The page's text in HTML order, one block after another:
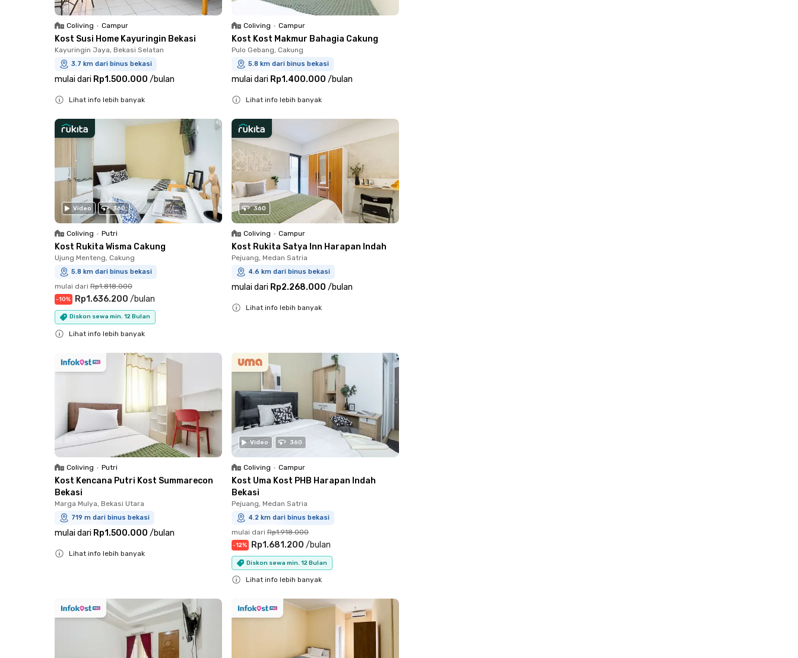
Coliving • Campur
Kost Susi Home Kayuringin Bekasi
Kayuringin Jaya, Bekasi Selatan
3.7 km dari binus bekasi
mulai dari Rp1.500.000 /bulan
Lihat info lebih banyak
Coliving • Campur
Kost Kost Makmur Bahagia Cakung
Pulo Gebang, Cakung
5.8 km dari binus bekasi
mulai dari Rp1.400.000 /bulan
Lihat info lebih banyak
Video 360
Coliving • Putri
Kost Rukita Wisma Cakung
Ujung Menteng, Cakung
5.8 km dari binus bekasi
mulai dari Rp1.818.000
-10% Rp1.636.200 /bulan
Diskon sewa min. 12 Bulan
Lihat info lebih banyak
360
Coliving • Campur
Kost Rukita Satya Inn Harapan Indah
Pejuang, Medan Satria
4.6 km dari binus bekasi
mulai dari Rp2.268.000 /bulan
Lihat info lebih banyak
Coliving • Putri
Kost Kencana Putri Kost Summarecon
Bekasi
Marga Mulya, Bekasi Utara
719 m dari binus bekasi
mulai dari Rp1.500.000 /bulan
Lihat info lebih banyak
Video 360
Coliving • Campur
Kost Uma Kost PHB Harapan Indah
Bekasi
Pejuang, Medan Satria
4.2 km dari binus bekasi
mulai dari Rp1.918.000
-12% Rp1.681.200 /bulan
Diskon sewa min. 12 Bulan
Lihat info lebih banyak